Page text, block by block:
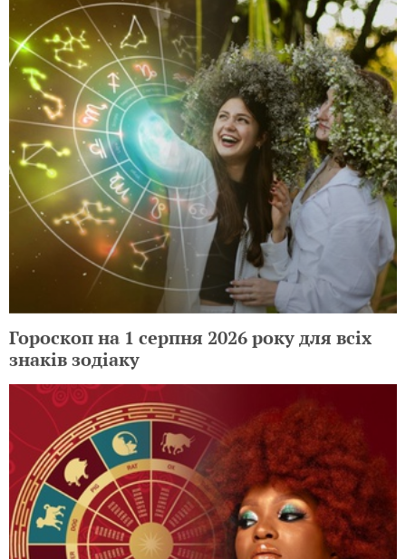
Гороскоп на 1 серпня 2026 року для всіх
знаків зодіаку